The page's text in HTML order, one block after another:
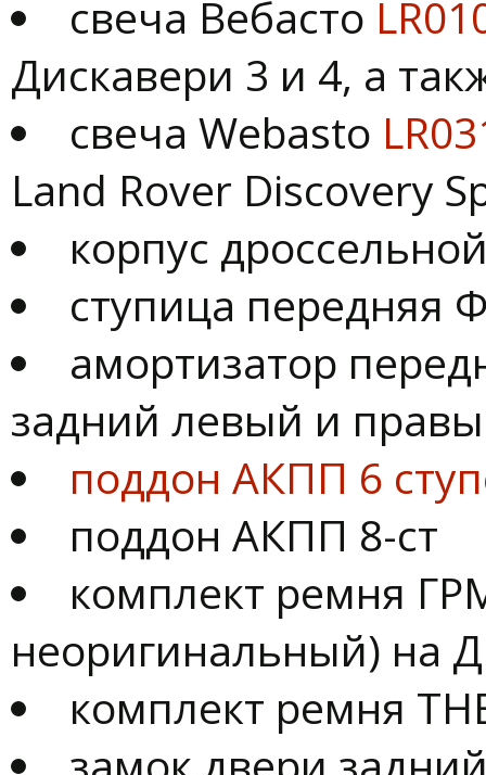
свеча Вебасто
Дискавери 3 и 4, а
свеча Webasto
Land Rover Discovery
корпус
ступица передняя
амортизатор
задний левый и
поддон АКПП 6
поддон АКПП 8-ст
комплект ремня
неоригинальный) на
комплект ремня